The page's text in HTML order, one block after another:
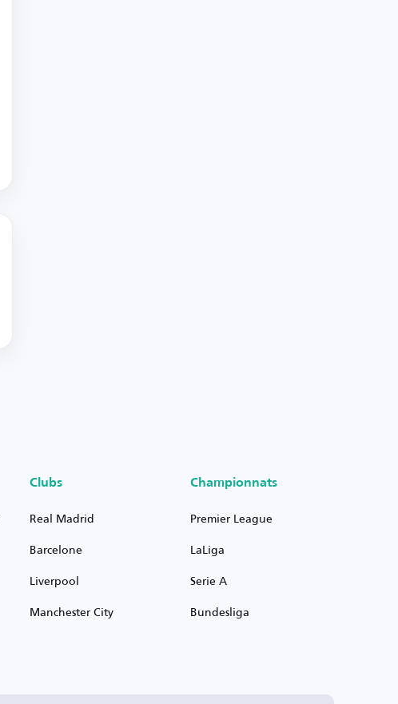
Clubs
Real Madrid
Barcelone
Liverpool
Manchester City
Championnats
Premier League
LaLiga
Serie A
Bundesliga